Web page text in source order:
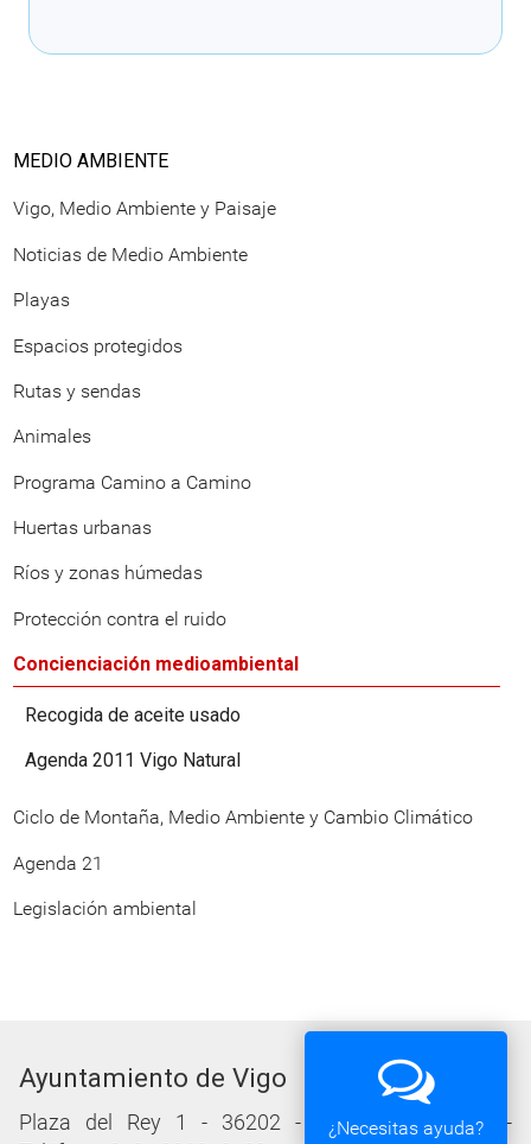
MEDIO AMBIENTE
Vigo, Medio Ambiente y Paisaje
Noticias de Medio Ambiente
Playas
Espacios protegidos
Rutas y sendas
Animales
Programa Camino a Camino
Huertas urbanas
Ríos y zonas húmedas
Protección contra el ruido
Concienciación medioambiental
Recogida de aceite usado
Agenda 2011 Vigo Natural
Ciclo de Montaña, Medio Ambiente y Cambio Climático
Agenda 21
Legislación ambiental
Ayuntamiento de Vigo
Plaza del Rey 1 - 36202 - Vigo (Pontevedra) -
¿Necesitas ayuda?